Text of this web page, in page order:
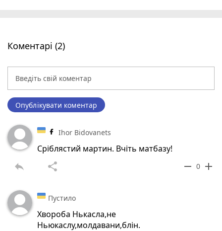
Коментарі (2)
Опублікувати коментар
Ihor Bidovanets
Сріблястий мартин. Вчіть матбазу!
reply share remove 0 add
Пустило
Хвороба Нькасла,не
Ньюкаслу,молдавани,блін.